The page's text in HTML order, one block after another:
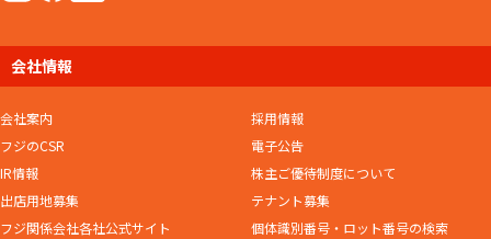
会社情報
会社案内
採用情報
フジのCSR
電子公告
IR情報
株主ご優待制度について
出店用地募集
テナント募集
フジ関係会社各社公式サイト
個体識別番号・ロット番号の検索